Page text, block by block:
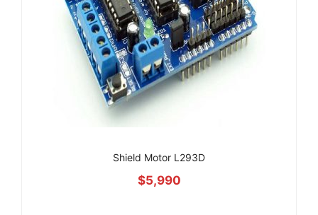
Shield Motor L293D
$5,990